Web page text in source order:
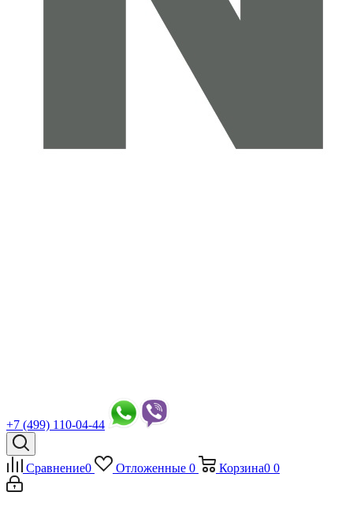
+7 (499) 110-04-44
Сравнение0 Отложенные 0 Корзина0 0